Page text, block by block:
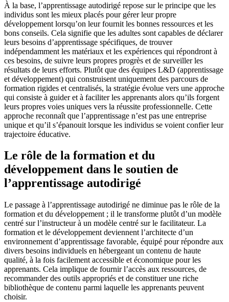
À la base, l’apprentissage autodirigé repose sur le principe que les
individus sont les mieux placés pour gérer leur propre
développement lorsqu’on leur fournit les bonnes ressources et les
bons conseils. Cela signifie que les adultes sont capables de déclarer
leurs besoins d’apprentissage spécifiques, de trouver
indépendamment les matériaux et les expériences qui répondront à
ces besoins, de suivre leurs propres progrès et de surveiller les
résultats de leurs efforts. Plutôt que des équipes L&D (apprentissage
et développement) qui construisent uniquement des parcours de
formation rigides et centralisés, la stratégie évolue vers une approche
qui consiste à guider et à faciliter les apprenants alors qu’ils forgent
leurs propres voies uniques vers la réussite professionnelle. Cette
approche reconnaît que l’apprentissage n’est pas une entreprise
unique et qu’il s’épanouit lorsque les individus se voient confier leur
trajectoire éducative.
Le rôle de la formation et du
développement dans le soutien de
l’apprentissage autodirigé
Le passage à l’apprentissage autodirigé ne diminue pas le rôle de la
formation et du développement ; il le transforme plutôt d’un modèle
centré sur l’instructeur à un modèle centré sur le facilitateur. La
formation et le développement deviennent l’architecte d’un
environnement d’apprentissage favorable, équipé pour répondre aux
divers besoins individuels en hébergeant un contenu de haute
qualité, à la fois facilement accessible et économique pour les
apprenants. Cela implique de fournir l’accès aux ressources, de
recommander des outils appropriés et de constituer une riche
bibliothèque de contenu parmi laquelle les apprenants peuvent
choisir.